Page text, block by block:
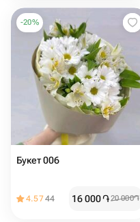
-20%
Букет 006
4.5744 16 000֏20 000֏